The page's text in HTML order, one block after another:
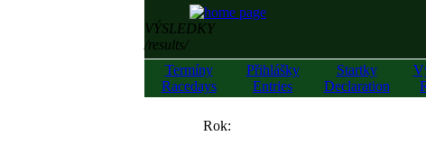
VÝSLEDKY
/results/
Termíny
Racedays
Přihlášky
Entries
Startky
Declaration
Rok: